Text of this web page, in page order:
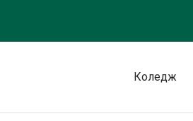
Коледж